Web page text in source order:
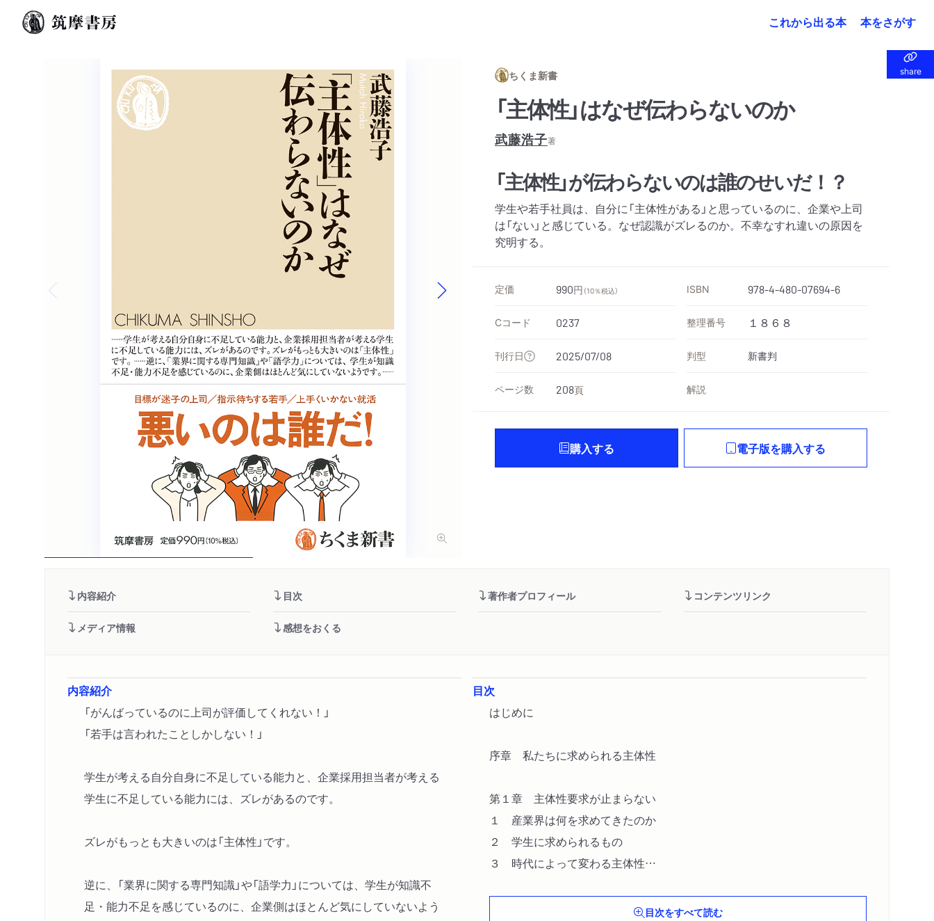
これから出る本 本をさがす
share
share
ちくま新書
「主体性」はなぜ伝わらないのか
武藤浩子著
「主体性」が伝わらないのは誰のせいだ！？
学生や若手社員は、自分に「主体性がある」と思っているのに、企業や上司
は「ない」と感じている。なぜ認識がズレるのか。不幸なすれ違いの原因を
究明する。
定価 990円 （10％税込） ISBN 978-4-480-07694-6
Cコード 0237 整理番号 １８６８
刊行日 2025/07/08 判型 新書判
ページ数 208頁 解説
購入する 電子版を購入する
内容紹介 目次 著作者プロフィール コンテンツリンク
メディア情報 感想をおくる
内容紹介
「がんばっているのに上司が評価してくれない！」
「若手は言われたことしかしない！」
学生が考える自分自身に不足している能力と、企業採用担当者が考える
学生に不足している能力には、ズレがあるのです。
ズレがもっとも大きいのは「主体性」です。
逆に、「業界に関する専門知識」や「語学力」については、学生が知識不
足・能力不足を感じているのに、企業側はほとんど気にしていないよう
目次
はじめに
序章 私たちに求められる主体性
第１章 主体性要求が止まらない
１ 産業界は何を求めてきたのか
２ 学生に求められるもの
３ 時代によって変わる主体性
第２章 仕事で求められる主体性とは目次をすべて読む